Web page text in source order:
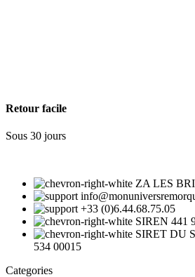
Retour facile
Sous 30 jours
ZA LES
+33 (0)6.44.68.75.05
SIREN 441
SIRET DU
534 00015
Categories